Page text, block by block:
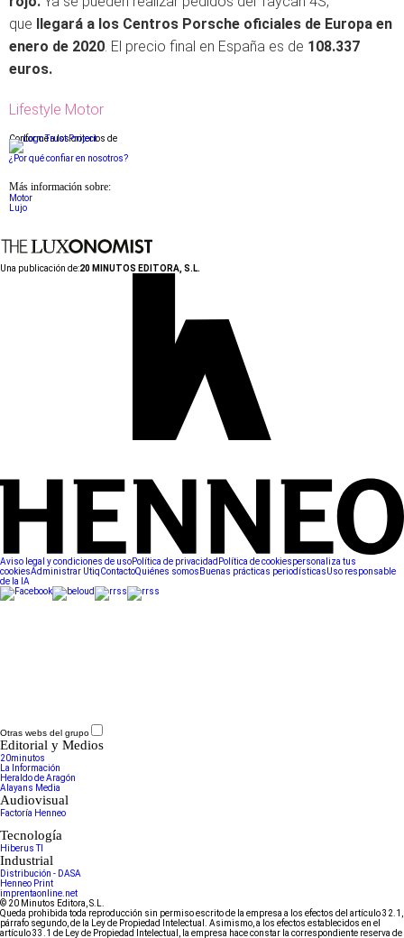
que
llegará a los Centros Porsche oficiales de Europa en
enero de 2020. El precio final en España es de 108.337
euros.
Lifestyle Motor
Conforme a los criterios de
¿Por qué confiar en nosotros?
Más información sobre:
Motor
Lujo
Una publicación de:20 MINUTOS EDITORA, S.L.
Aviso legal y condiciones de usoPolítica de privacidad Política de cookiespersonaliza tus
cookiesAdministrar UtiqContactoQuiénes somos Buenas prácticas periodísticasUso responsable
de la IA
Otras webs del grupo
Editorial y Medios
20minutos
La Información
Heraldo de Aragón
Alayans Media
Audiovisual
Factoría Henneo
Tecnología
Hiberus TI
Industrial
Distribución - DASA
Henneo Print
imprentaonline.net
© 20 Minutos Editora, S.L.
Queda prohibida toda reproducción sin permiso escrito de la empresa a los efectos del artículo 32.1,
párrafo segundo, de la Ley de Propiedad Intelectual. Asimismo, a los efectos establecidos en el
artículo 33.1 de Ley de Propiedad Intelectual, la empresa hace constar la correspondiente reserva de